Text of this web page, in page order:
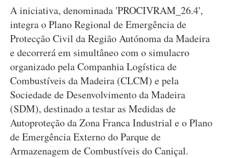
A iniciativa, denominada 'PROCIVRAM_26.4',
integra o Plano Regional de Emergência de
Protecção Civil da Região Autónoma da Madeira
e decorrerá em simultâneo com o simulacro
organizado pela Companhia Logística de
Combustíveis da Madeira (CLCM) e pela
Sociedade de Desenvolvimento da Madeira
(SDM), destinado a testar as Medidas de
Autoproteção da Zona Franca Industrial e o Plano
de Emergência Externo do Parque de
Armazenagem de Combustíveis do Caniçal.